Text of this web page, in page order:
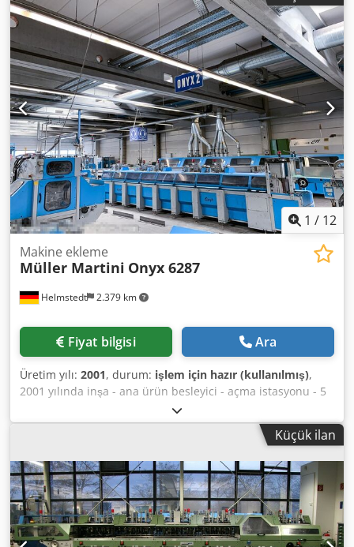
1 / 12
Helmstedt 2.379 km
Makine ekleme
Müller Martini Onyx 6287
Fiyat bilgisi Ara
Üretim yılı: 2001, durum: işlem için hazır (kullanılmış),
2001 yılında inşa - ana ürün besleyici - açma istasyonu - 5
Yerleştirme istasyonu - rubin film sarma istasyonu -
reddetme ünitesi - shrink tüneli Codpfx Aksg Dcuhsasha
Küçük ilan